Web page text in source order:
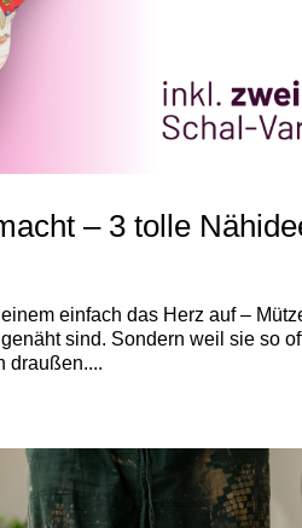
– 3 tolle
einfach das Herz auf –
sind. Sondern weil sie so
draußen....